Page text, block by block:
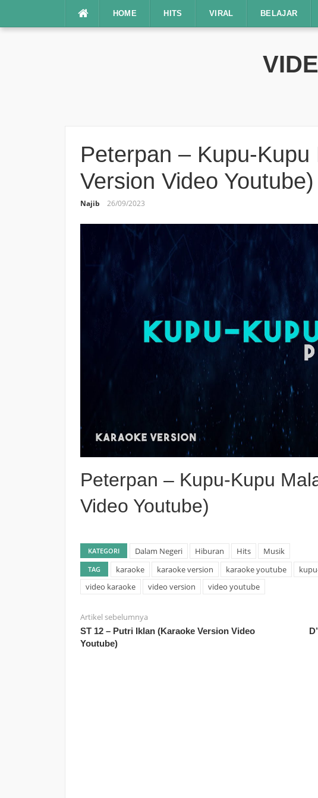
HOME HITS VIRAL BELAJAR
Peterpan – Kupu-
Version Video Youtube)
Najib 26/09/2023
Peterpan – Kupu-Kupu
Video Youtube)
KATEGORI Dalam Negeri Hiburan Hits Musik
TAG karaoke karaoke version karaoke youtube
video karaoke
video version video youtube
Artikel sebelumnya
ST 12 – Putri Iklan (Karaoke Version Video
Youtube)